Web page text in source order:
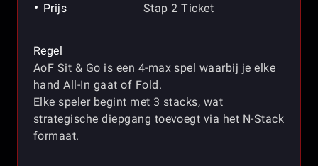
Prijs Stap 2 Ticket
Regel
AoF Sit & Go is een 4-max spel waarbij je elke
hand All-In gaat of Fold.
Elke speler begint met 3 stacks, wat
strategische diepgang toevoegt via het N-Stack
formaat.